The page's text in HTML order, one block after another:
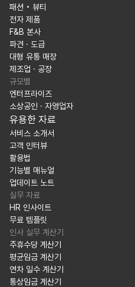
패션 • 뷰티
전자 제품
F&B 본사
파견 · 도급
대형 유통 매장
제조업 · 공장
규모별
엔터프라이즈
소상공인 · 자영업자
유용한 자료
서비스 소개서
고객 인터뷰
활용법
기능별 매뉴얼
업데이트 노트
실무 자료
HR 인사이트
무료 템플릿
인사 실무 계산기
주휴수당 계산기
평균임금 계산기
연차 일수 계산기
통상임금 계산기